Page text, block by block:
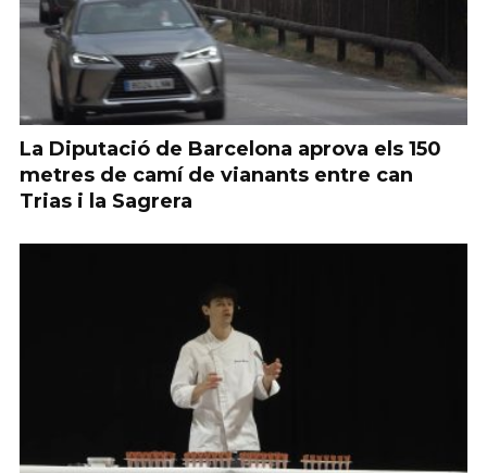
La Diputació de Barcelona aprova els 150
metres de camí de vianants entre can
Trias i la Sagrera